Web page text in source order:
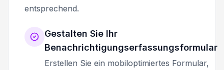
entsprechend.
Gestalten Sie Ihr
Benachrichtigungserfassungsformular
Erstellen Sie ein mobiloptimiertes Formular,